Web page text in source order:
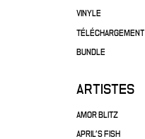
VINYLE
TÉLÉCHARGEMENT
BUNDLE
ARTISTES
AMOR BLITZ
APRIL'S FISH